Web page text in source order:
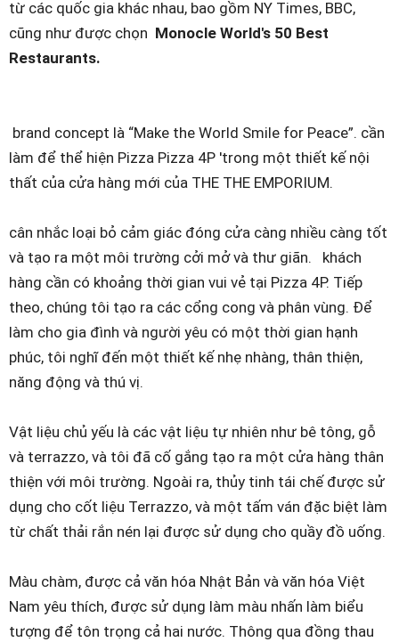
từ các quốc gia khác nhau, bao gồm NY Times, BBC,
cũng như được chọn Monocle World's 50 Best
Restaurants.
brand concept là “Make the World Smile for Peace”. cần
làm để thể hiện Pizza Pizza 4P 'trong một thiết kế nội
thất của cửa hàng mới của THE THE EMPORIUM.
cân nhắc loại bỏ cảm giác đóng cửa càng nhiều càng tốt
và tạo ra một môi trường cởi mở và thư giãn. khách
hàng cần có khoảng thời gian vui vẻ tại Pizza 4P. Tiếp
theo, chúng tôi tạo ra các cổng cong và phân vùng. Để
làm cho gia đình và người yêu có một thời gian hạnh
phúc, tôi nghĩ đến một thiết kế nhẹ nhàng, thân thiện,
năng động và thú vị.
Vật liệu chủ yếu là các vật liệu tự nhiên như bê tông, gỗ
và terrazzo, và tôi đã cố gắng tạo ra một cửa hàng thân
thiện với môi trường. Ngoài ra, thủy tinh tái chế được sử
dụng cho cốt liệu Terrazzo, và một tấm ván đặc biệt làm
từ chất thải rắn nén lại được sử dụng cho quầy đồ uống.
Màu chàm, được cả văn hóa Nhật Bản và văn hóa Việt
Nam yêu thích, được sử dụng làm màu nhấn làm biểu
tượng để tôn trọng cả hai nước. Thông qua đồng thau